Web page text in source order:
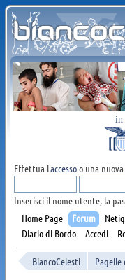
in
Effettua l'accessoo una nuova
Inserisci il nome utente, la
Home Page
Forum
Diario di Bordo
Accedi
BiancoCelesti